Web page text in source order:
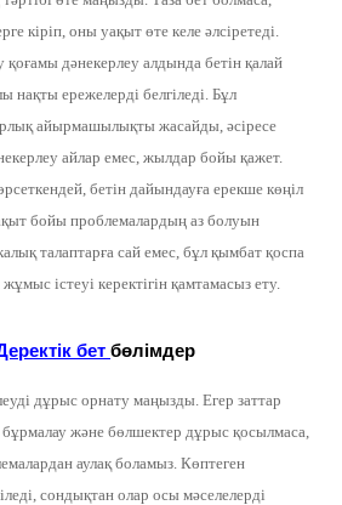
кіріп, оны уақыт өте келе әлсіретеді.
дәнекерлеу алдында бетін қалай
нақты ережелерді белгіледі. Бұл
айырмашылықты жасайды, әсіресе
айлар емес, жылдар бойы қажет.
бетін дайындауға ерекше көңіл
бойы проблемалардың аз болуын
талаптарға сай емес, бұл қымбат қоспа
істеуі керектігін қамтамасыз ету.
бет бөлiмдер
дұрыс орнату маңызды. Егер заттар
бұрмалау және бөлшектер дұрыс қосылмаса,
аулақ боламыз. Көптеген
сондықтан олар осы мәселелерді